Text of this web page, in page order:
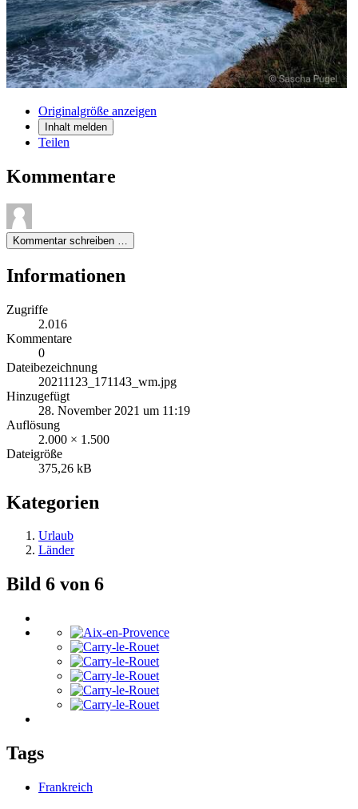
Originalgröße anzeigen
Inhalt melden
Teilen
Kommentare
Kommentar schreiben …
Informationen
Zugriffe
2.016
Kommentare
0
Dateibezeichnung
20211123_171143_wm.jpg
Hinzugefügt
28. November 2021 um 11:19
Auflösung
2.000 × 1.500
Dateigröße
375,26 kB
Kategorien
Urlaub
Länder
Bild 6 von 6
Tags
Frankreich